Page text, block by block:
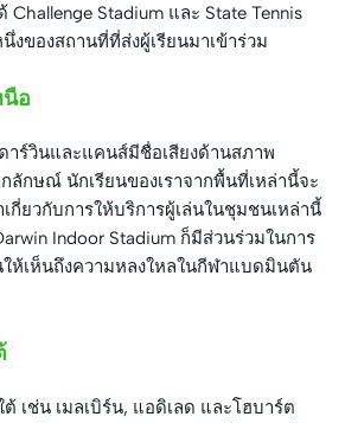
Stadium และ State Tennis
งของสถานที่ที่ส่งผู้เรียนมาเข้าร่วม
อ
ร์วินและแคนส์มีชื่อเสียงด้านสภาพ
ลักษณ์ นักเรียนของเราจากพื้นที่เหล่านี้จะ
กี่ยวกับการให้บริการผู้เล่นในชุมชนเหล่านี้
Indoor Stadium ก็มีส่วนร่วมในการ
ให้เห็นถึงความหลงใหลในกีฬาแบดมินตัน
เช่น เมลเบิร์น, แอดิเลด และโฮบาร์ต